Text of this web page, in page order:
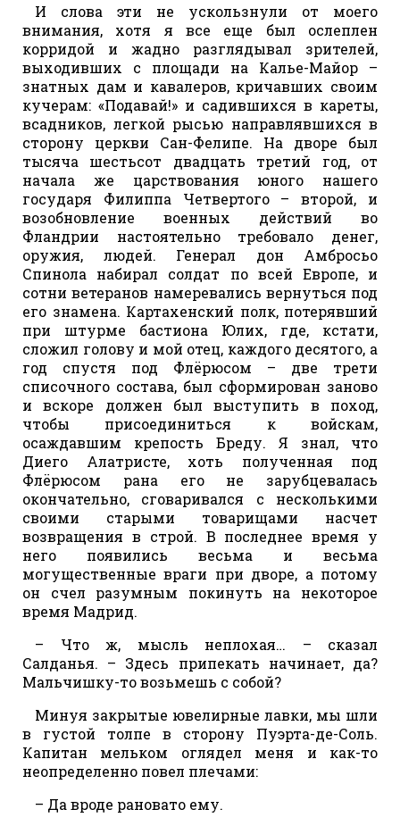
И слова эти не ускользнули от моего
внимания, хотя я все еще был ослеплен
корридой и жадно разглядывал зрителей,
выходивших с площади на Калье-Майор –
знатных дам и кавалеров, кричавших своим
кучерам: «Подавай!» и садившихся в кареты,
всадников, легкой рысью направлявшихся в
сторону церкви Сан-Фелипе. На дворе был
тысяча шестьсот двадцать третий год, от
начала же царствования юного нашего
государя Филиппа Четвертого – второй, и
возобновление военных действий во
Фландрии настоятельно требовало денег,
оружия, людей. Генерал дон Амбросьо
Спинола набирал солдат по всей Европе, и
сотни ветеранов намеревались вернуться под
его знамена. Картахенский полк, потерявший
при штурме бастиона Юлих, где, кстати,
сложил голову и мой отец, каждого десятого, а
год спустя под Флёрюсом – две трети
списочного состава, был сформирован заново
и вскоре должен был выступить в поход,
чтобы присоединиться к войскам,
осаждавшим крепость Бреду. Я знал, что
Диего Алатристе, хоть полученная под
Флёрюсом рана его не зарубцевалась
окончательно, сговаривался с несколькими
своими старыми товарищами насчет
возвращения в строй. В последнее время у
него появились весьма и весьма
могущественные враги при дворе, а потому
он счел разумным покинуть на некоторое
время Мадрид.
– Что ж, мысль неплохая… – сказал
Салданья. – Здесь припекать начинает, да?
Мальчишку-то возьмешь с собой?
Минуя закрытые ювелирные лавки, мы шли
в густой толпе в сторону Пуэрта-де-Соль.
Капитан мельком оглядел меня и как-то
неопределенно повел плечами:
– Да вроде рановато ему.